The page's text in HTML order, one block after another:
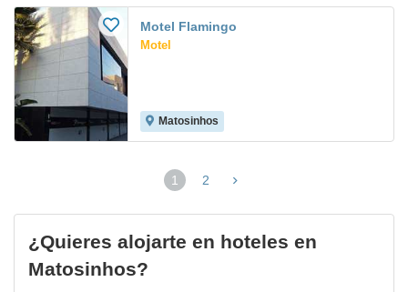
Motel Flamingo
Motel
Matosinhos
1
(página
2
¿Quieres alojarte en hoteles en
Matosinhos?